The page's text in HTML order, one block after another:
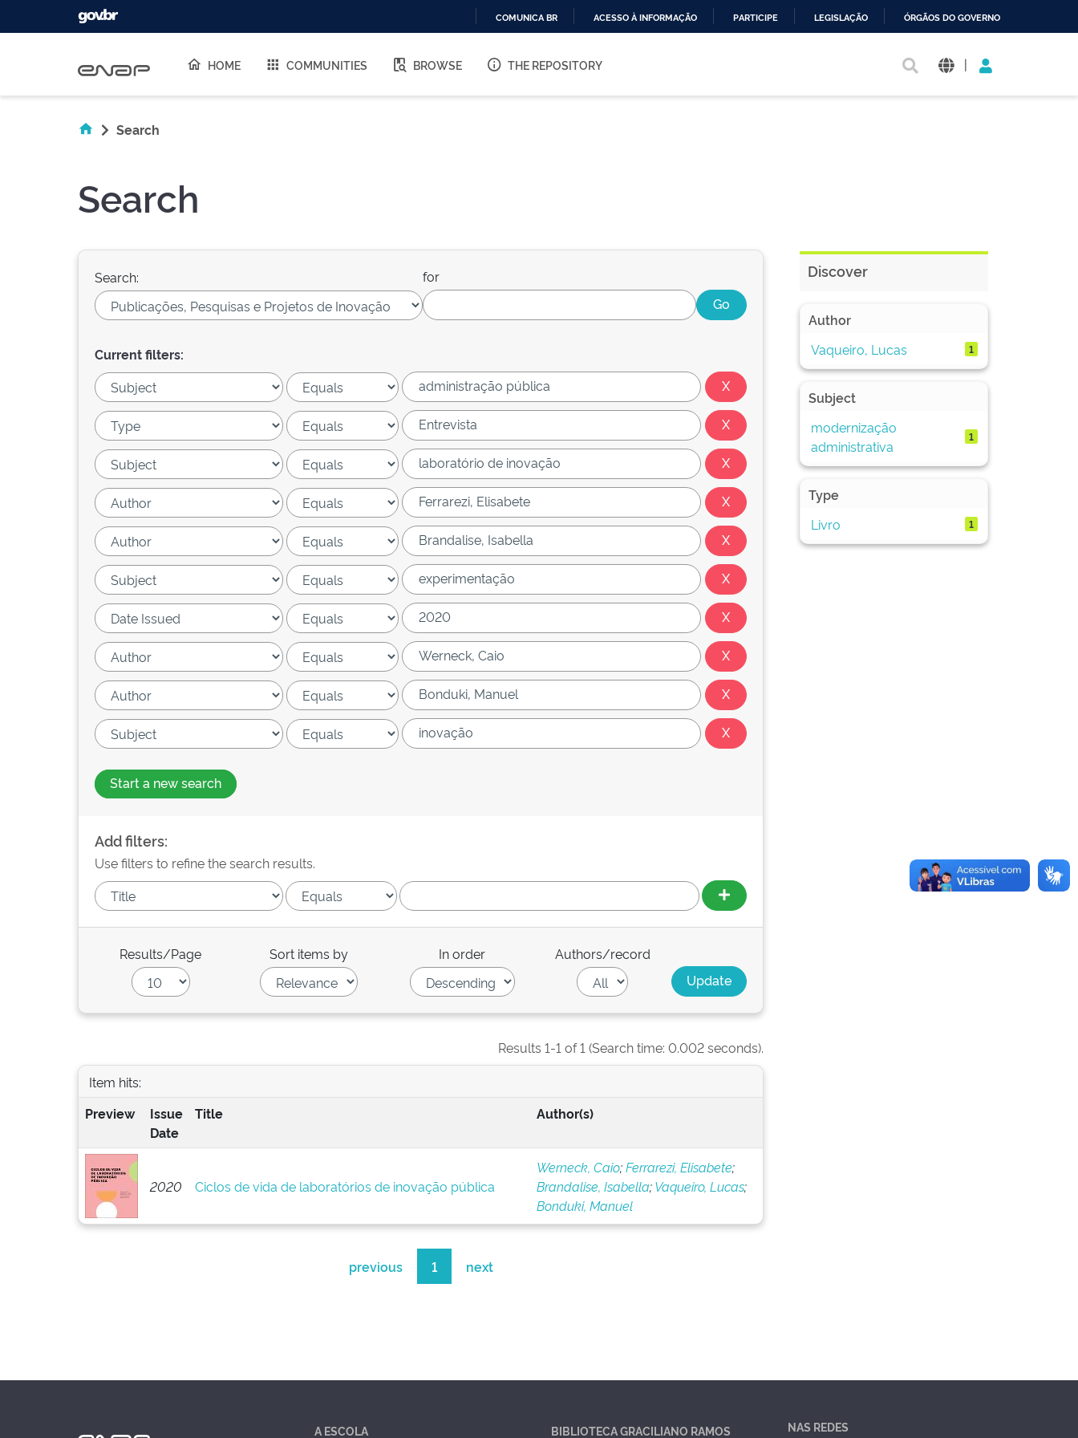
O
COMUNICA BR ACESSO À INFORMAÇÃO PARTICIPE LEGISLAÇÃO ÓRGÃOS DO GOVERNO
HOME COMMUNITIES BROWSE THE REPOSITORY |
Search
Search
Search: for
Current filters:
Start a new search
Add filters:
Use filters to refine the search results.
Results/Page Sort items by In order Authors/record
Results 1-1 of 1 (Search time: 0.002 seconds).
Item hits:
Preview
Issue
Date
Title Author(s)
2020 Ciclos de vida de laboratórios de inovação pública
Werneck, Caio;Ferrarezi, Elisabete;
Brandalise, Isabella;Vaqueiro, Lucas;
Bonduki, Manuel
previous 1 next
Discover
Author
Vaqueiro, Lucas
1
Subject
modernização
administrativa
1
Type
Livro
1
A ESCOLA BIBLIOTECA GRACILIANO RAMOS NAS REDES